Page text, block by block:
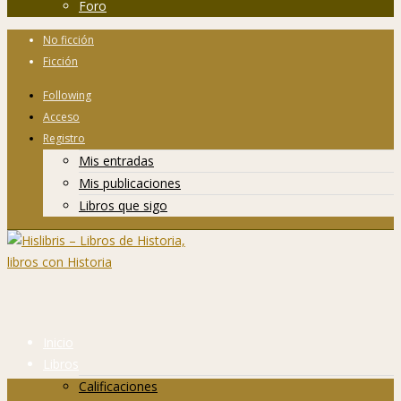
Foro
No ficción
Ficción
Following
Acceso
Registro
Mis entradas
Mis publicaciones
Libros que sigo
Inicio
Libros
Calificaciones